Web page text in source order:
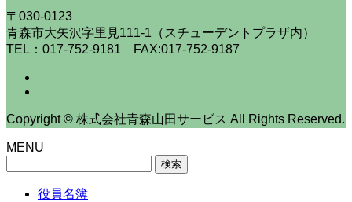
〒030-0123
青森市大矢沢字里見111-1（スチューデントプラザ内）
TEL：017-752-9181 FAX:017-752-9187
Copyright © 株式会社青森山田サービス All Rights Reserved.
MENU
役員名簿